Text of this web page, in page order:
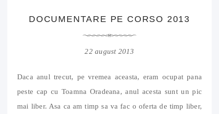
DOCUMENTARE PE CORSO 2013
22 august 2013
Daca anul trecut, pe vremea aceasta, eram ocupat pana
peste cap cu Toamna Oradeana, anul acesta sunt un pic
mai liber. Asa ca am timp sa va fac o oferta de timp liber,